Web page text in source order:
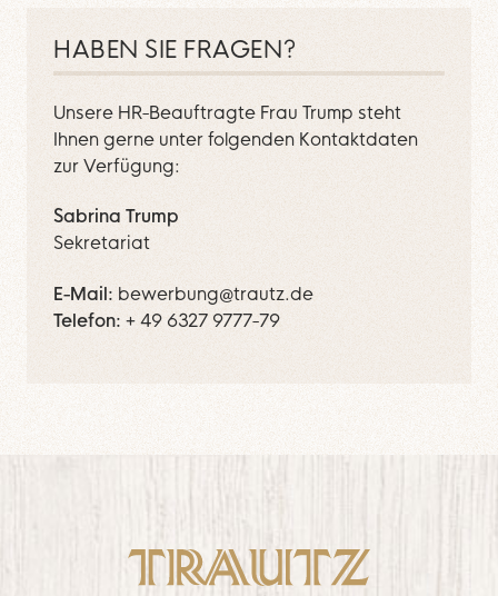
HABEN SIE FRAGEN?
Unsere HR-Beauftragte Frau Trump steht
Ihnen gerne unter folgenden Kontaktdaten
zur Verfügung:
Sabrina Trump
Sekretariat
E-Mail bewerbung@trautz.de
Telefon + 49 6327 9777-79